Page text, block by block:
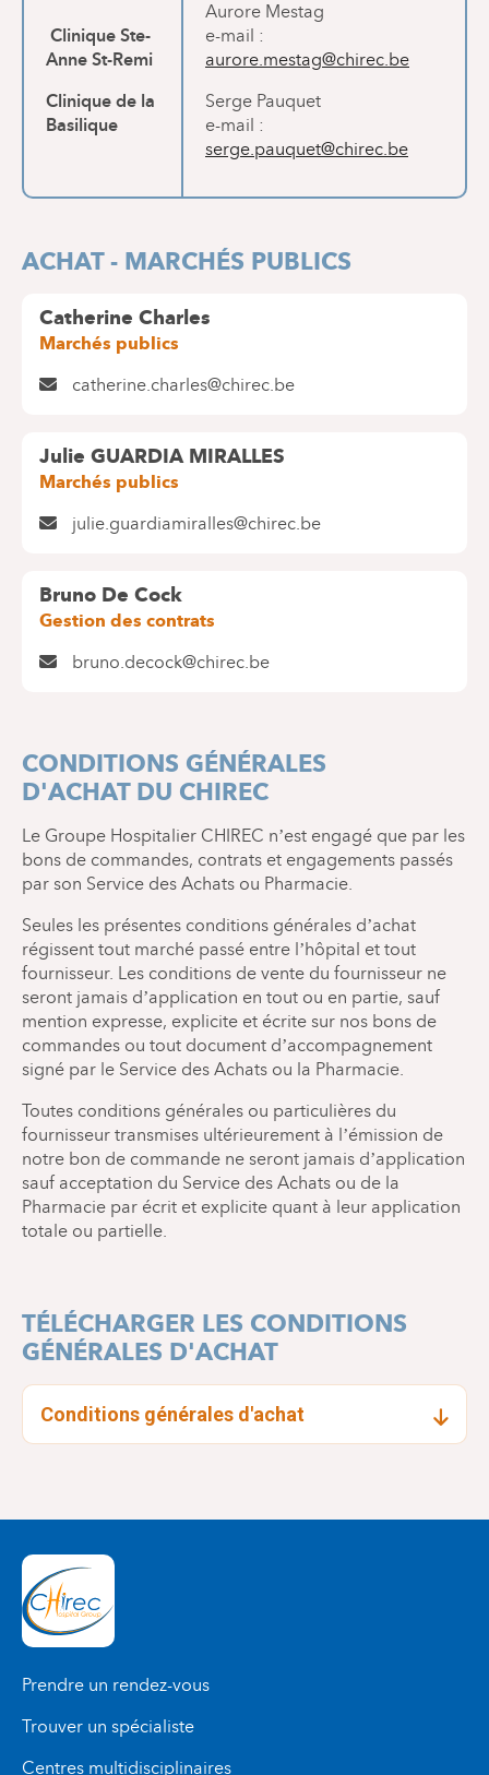
Clinique Ste-
Anne St-Remi
Clinique de la
Basilique
Aurore Mestag
e-mail :
aurore.mestag@chirec.be
Serge Pauquet
e-mail :
serge.pauquet@chirec.be
ACHAT - MARCHÉS PUBLICS
Catherine Charles
Marchés publics
catherine.charles@chirec.be
Julie GUARDIA MIRALLES
Marchés publics
julie.guardiamiralles@chirec.be
Bruno De Cock
Gestion des contrats
bruno.decock@chirec.be
CONDITIONS GÉNÉRALES
D'ACHAT DU CHIREC
Le Groupe Hospitalier CHIREC n’est engagé que par les
bons de commandes, contrats et engagements passés
par son Service des Achats ou Pharmacie.
Seules les présentes conditions générales d’achat
régissent tout marché passé entre l’hôpital et tout
fournisseur. Les conditions de vente du fournisseur ne
seront jamais d’application en tout ou en partie, sauf
mention expresse, explicite et écrite sur nos bons de
commandes ou tout document d’accompagnement
signé par le Service des Achats ou la Pharmacie.
Toutes conditions générales ou particulières du
fournisseur transmises ultérieurement à l’émission de
notre bon de commande ne seront jamais d’application
sauf acceptation du Service des Achats ou de la
Pharmacie par écrit et explicite quant à leur application
totale ou partielle.
TÉLÉCHARGER LES CONDITIONS
GÉNÉRALES D'ACHAT
Conditions générales d'achat
Prendre un rendez-vous
Trouver un spécialiste
Centres multidisciplinaires